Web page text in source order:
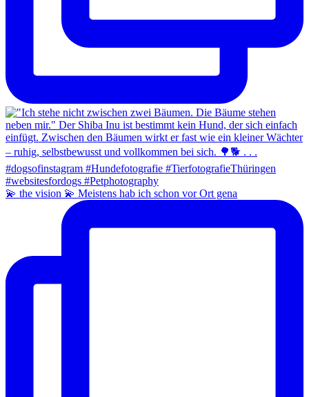
💫 the vision 💫 Meistens hab ich schon vor Ort gena